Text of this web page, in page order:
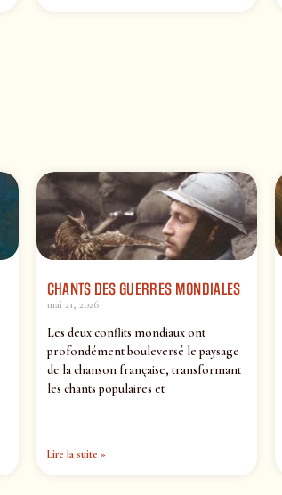
CHANTS DES GUERRES MONDIALES
mai 21, 2026
Les deux conflits mondiaux ont
profondément bouleversé le paysage
de la chanson française, transformant
les chants populaires et
Lire la suite »